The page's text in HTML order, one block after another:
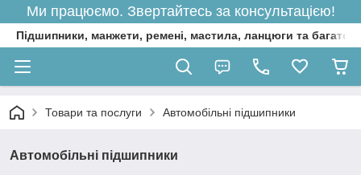
Ми працюємо. Звертайтесь за консультацією!
Підшипники, манжети, ремені, мастила, ланцюги та багато
Товари та послуги Автомобільні підшипники
Автомобільні підшипники